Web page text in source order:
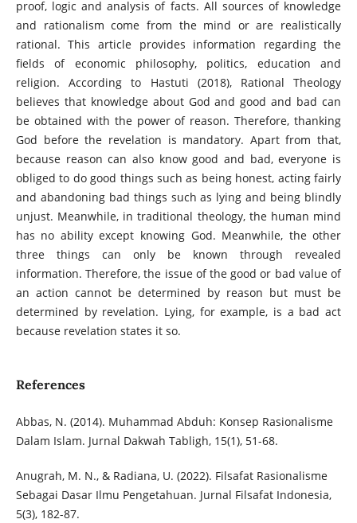
proof, logic and analysis of facts. All sources of knowledge
and rationalism come from the mind or are realistically
rational. This article provides information regarding the
fields of economic philosophy, politics, education and
religion. According to Hastuti (2018), Rational Theology
believes that knowledge about God and good and bad can
be obtained with the power of reason. Therefore, thanking
God before the revelation is mandatory. Apart from that,
because reason can also know good and bad, everyone is
obliged to do good things such as being honest, acting fairly
and abandoning bad things such as lying and being blindly
unjust. Meanwhile, in traditional theology, the human mind
has no ability except knowing God. Meanwhile, the other
three things can only be known through revealed
information. Therefore, the issue of the good or bad value of
an action cannot be determined by reason but must be
determined by revelation. Lying, for example, is a bad act
because revelation states it so.
References
Abbas, N. (2014). Muhammad Abduh: Konsep Rasionalisme
Dalam Islam. Jurnal Dakwah Tabligh, 15(1), 51-68.
Anugrah, M. N., & Radiana, U. (2022). Filsafat Rasionalisme
Sebagai Dasar Ilmu Pengetahuan. Jurnal Filsafat Indonesia,
5(3), 182-87.